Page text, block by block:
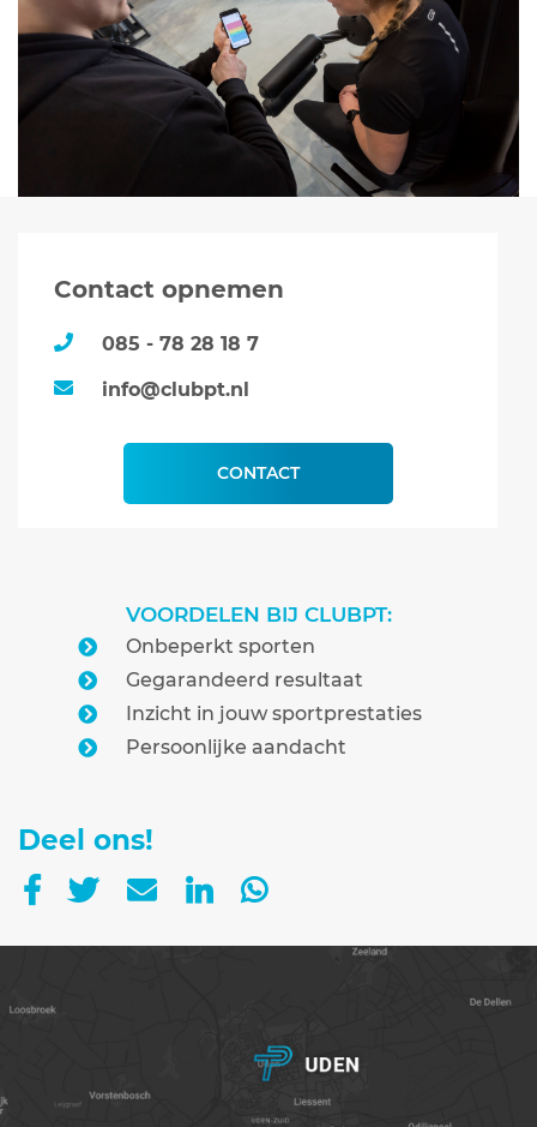
Contact opnemen
085 - 78 28 18 7
info@clubpt.nl
CONTACT
VOORDELEN BIJ CLUBPT:
Onbeperkt sporten
Gegarandeerd resultaat
Inzicht in jouw sportprestaties
Persoonlijke aandacht
Deel ons!